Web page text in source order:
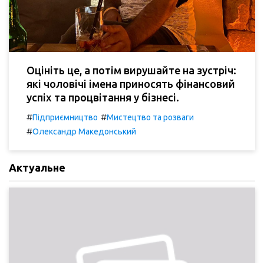
Оцініть це, а потім вирушайте на зустріч:
які чоловічі імена приносять фінансовий
успіх та процвітання у бізнесі.
#Підприємництво #Мистецтво та розваги
#Олександр Македонський
Актуальне